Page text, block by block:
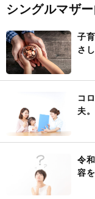
シングルマザ
子
さ
コ
夫
令
容